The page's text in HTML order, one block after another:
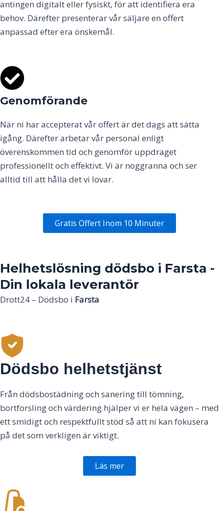
antingen digitalt eller fysiskt, för att identifiera era
behov. Därefter presenterar vår säljare en offert
anpassad efter era önskemål.
Genomförande
När ni har accepterat vår offert är det dags att sätta
igång. Därefter arbetar vår personal enligt
överenskommen tid och genomför uppdraget
professionellt och effektivt. Vi är noggranna och ser
alltid till att hålla det vi lovar.
Gratis Offert Inom 10 Minuter
Helhetslösning dödsbo i Farsta -
Din lokala leverantör
Drott24 – Dödsbo i Farsta
Dödsbo helhetstjänst
Från dödsbostädning och sanering till tömning,
bortforsling och värdering hjälper vi er hela vägen – med
ett smidigt och respektfullt stöd så att ni kan fokusera
på det som verkligen är viktigt.
Läs mer